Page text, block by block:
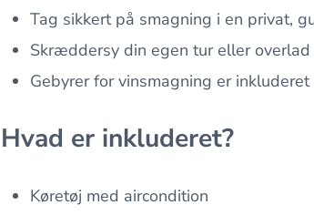
Tag sikkert på smagning i en privat,
Skræddersy din egen tur eller
Gebyrer for vinsmagning er inkluderet
Hvad er inkluderet?
Køretøj med aircondition